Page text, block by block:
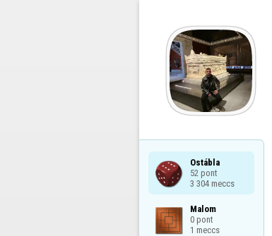
Ostábla
52 pont
3 304 meccs
Malom
0 pont
1 meccs